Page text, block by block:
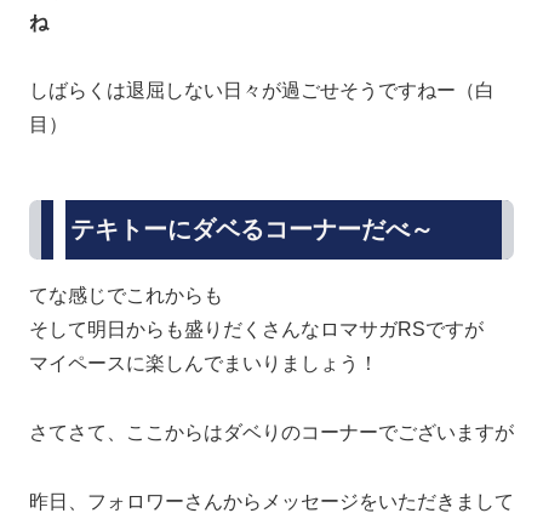
ね
しばらくは退屈しない日々が過ごせそうですねー（白
目）
テキトーにダベるコーナーだべ～
てな感じでこれからも
そして明日からも盛りだくさんなロマサガRSですが
マイペースに楽しんでまいりましょう！
さてさて、ここからはダベりのコーナーでございますが
昨日、フォロワーさんからメッセージをいただきまして